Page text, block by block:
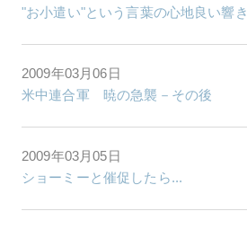
"お小遣い"という言葉の心地良い響き
2009年03月06日
米中連合軍 暁の急襲－その後
2009年03月05日
ショーミーと催促したら...